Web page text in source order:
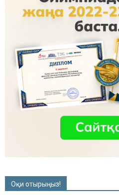
Оқи отырыңыз!